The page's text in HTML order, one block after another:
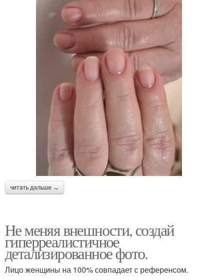
читать дальше →
Не меняя внешности, создай
гиперреалистичное
детализированное фото.
Лицо женщины на 100% совпадает с референсом.